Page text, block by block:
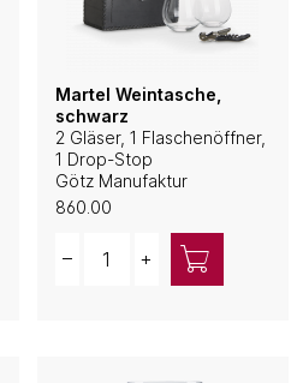
Martel Weintasche,
schwarz
2 Gläser, 1 Flaschenöffner,
1 Drop-Stop
Götz Manufaktur
860.00
– +